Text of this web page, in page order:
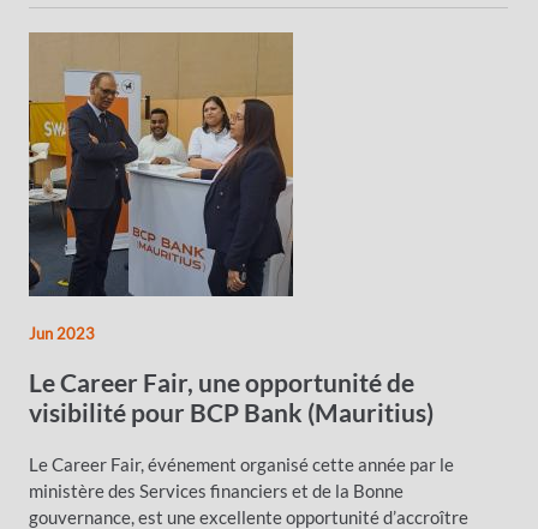
Jun 2023
Le Career Fair, une opportunité de
visibilité pour BCP Bank (Mauritius)
Le Career Fair, événement organisé cette année par le
ministère des Services financiers et de la Bonne
gouvernance, est une excellente opportunité d’accroître